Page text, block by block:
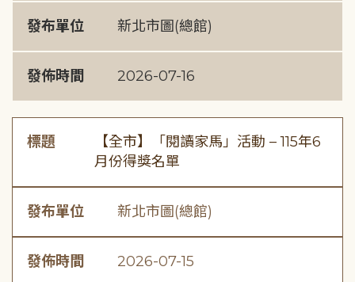
發布單位 新北市圖(總館)
發佈時間 2026-07-16
標題
【全市】「閱讀家馬」活動 – 115年6
月份得獎名單
發布單位 新北市圖(總館)
發佈時間 2026-07-15